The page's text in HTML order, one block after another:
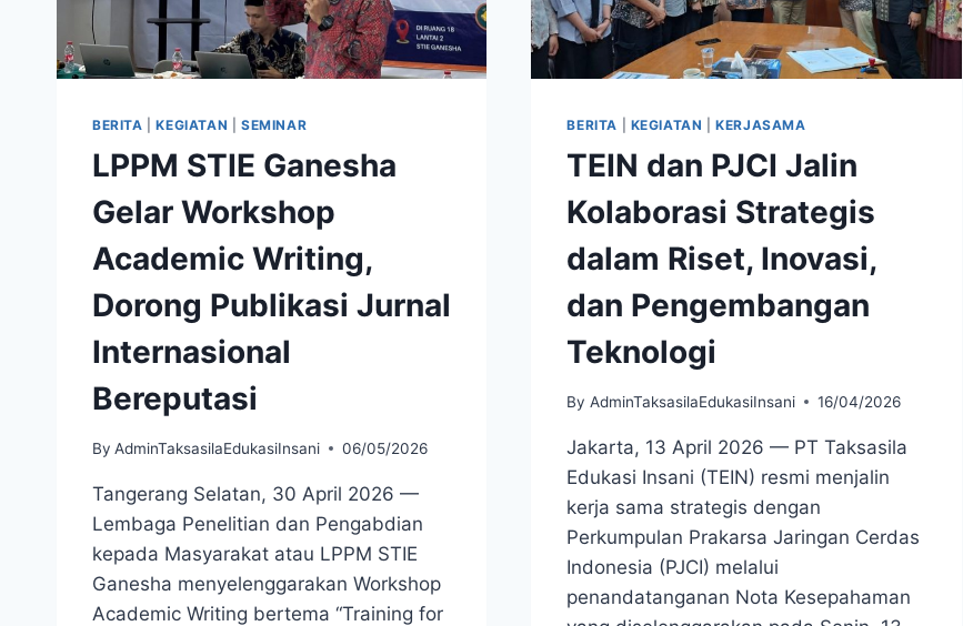
BERITA |KEGIATAN SEMINAR
LPPM STIE Ganesha
Gelar Workshop
Academic Writing,
Dorong Publikasi Jurnal
Internasional
Bereputasi
By AdminTaksasilaEdukasiInsani 06/05/2026
Tangerang Selatan, 30 April 2026 —
Lembaga Penelitian dan Pengabdian
kepada Masyarakat atau LPPM STIE
Ganesha menyelenggarakan Workshop
Academic Writing bertema “Training for
BERITA KEGIATAN |KERJASAMA
TEIN dan PJCI Jalin
Kolaborasi Strategis
dalam Riset, Inovasi,
dan Pengembangan
Teknologi
By AdminTaksasilaEdukasiInsani 16/04/2026
Jakarta, 13 April 2026 — PT Taksasila
Edukasi Insani (TEIN) resmi menjalin
kerja sama strategis dengan
Perkumpulan Prakarsa Jaringan Cerdas
Indonesia (PJCI) melalui
penandatanganan Nota Kesepahaman